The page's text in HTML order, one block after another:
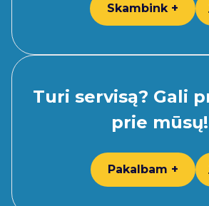
Skambink +
Turi servisą? Gali
prie mūsų!
Pakalbam +